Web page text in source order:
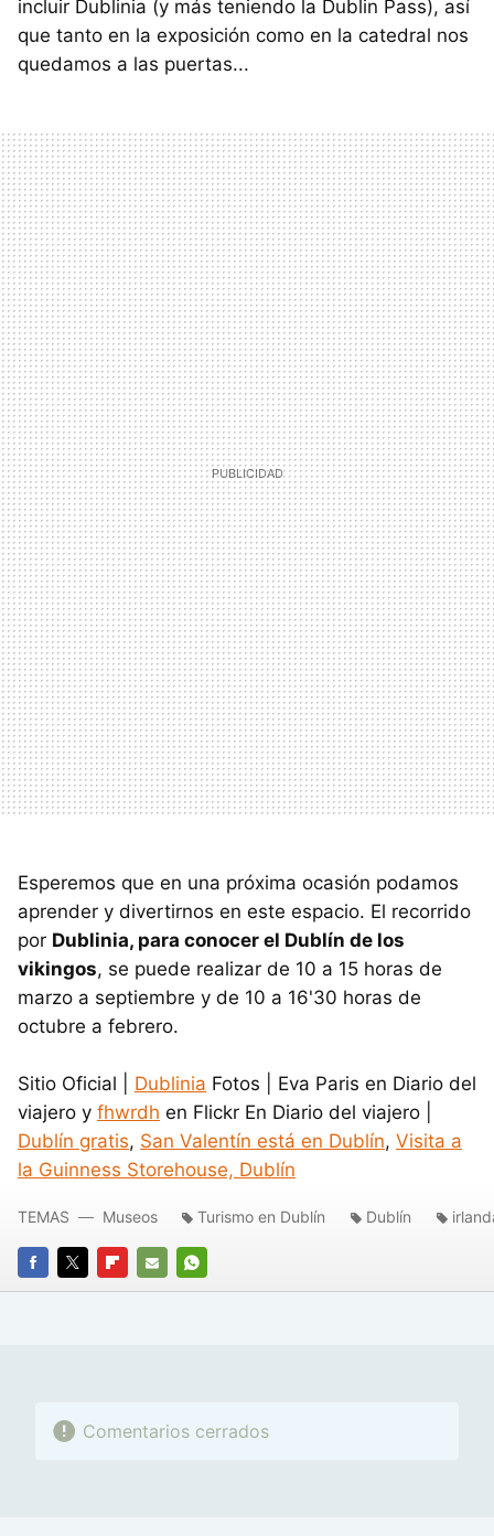
incluir Dublinia (y más teniendo la Dublin Pass), así
que tanto en la exposición como en la catedral nos
quedamos a las puertas...
Esperemos que en una próxima ocasión podamos
aprender y divertirnos en este espacio. El recorrido
por Dublinia, para conocer el Dublín de los
vikingos, se puede realizar de 10 a 15 horas de
marzo a septiembre y de 10 a 16'30 horas de
octubre a febrero.
Sitio Oficial | Dublinia Fotos | Eva Paris en Diario del
viajero y fhwrdh en Flickr En Diario del viajero |
Dublín gratis, San Valentín está en Dublín, Visita a
la Guinness Storehouse, Dublín
FACEBOOK
TWITTERFLIPBOARD
E-
WHATSAPP
TEMAS Museos Turismo en Dublín Dublín
Comentarios cerrados